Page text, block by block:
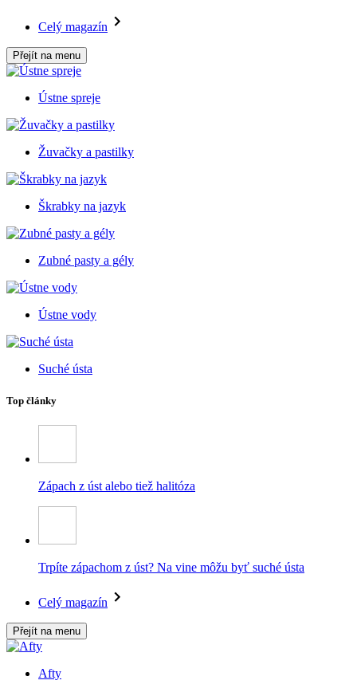
Celý magazín
Přejít na menu
Ústne spreje
Žuvačky a pastilky
Škrabky na jazyk
Zubné pasty a gély
Ústne vody
Suché ústa
Top články
Zápach z úst alebo tiež halitóza
Trpíte zápachom z úst? Na vine môžu byť suché ústa
Celý magazín
Přejít na menu
Afty